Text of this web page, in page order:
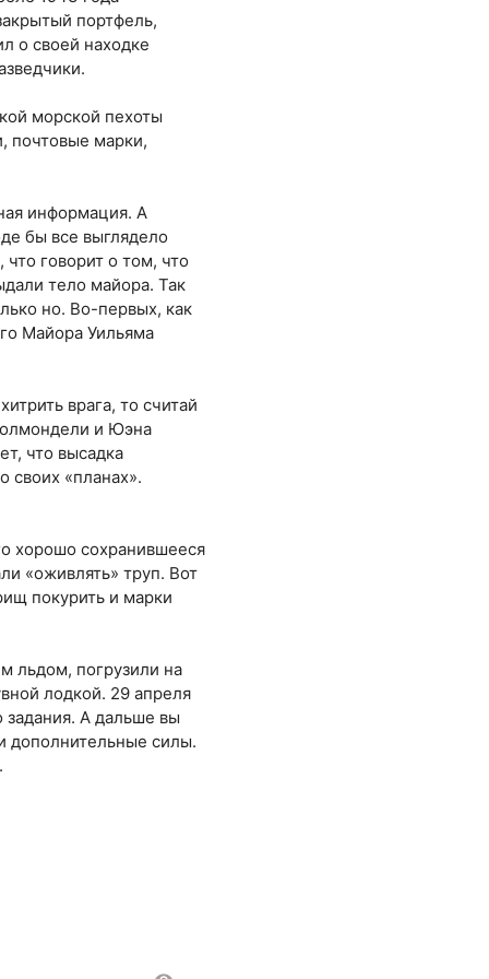
портфель,
о своей находке
морской пехоты
почтовые марки,
информация. А
бы все выглядело
говорит о том, что
тело майора. Так
но. Во-первых, как
Майора Уильяма
врага, то считай
и Юэна
что высадка
своих «планах».
хорошо сохранившееся
«оживлять» труп. Вот
покурить и марки
льдом, погрузили на
лодкой. 29 апреля
задания. А дальше вы
дополнительные силы.